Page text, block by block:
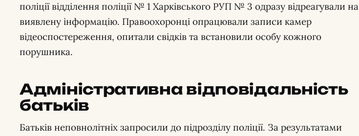
поліції відділення поліції № 1 Харківського РУП № 3 одразу відреагували на
виявлену інформацію. Правоохоронці опрацювали записи камер
відеоспостереження, опитали свідків та встановили особу кожного
порушника.
Адміністративна відповідальність
батьків
Батьків неповнолітніх запросили до підрозділу поліції. За результатами